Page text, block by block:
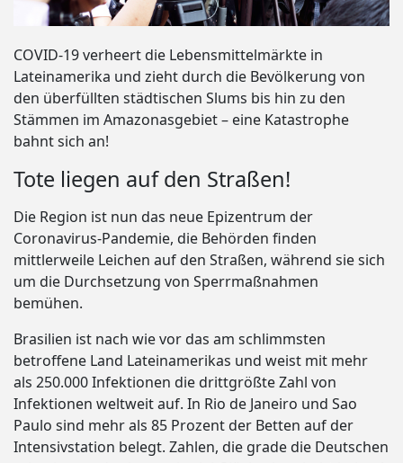
COVID-19 verheert die Lebensmittelmärkte in
Lateinamerika und zieht durch die Bevölkerung von
den überfüllten städtischen Slums bis hin zu den
Stämmen im Amazonasgebiet – eine Katastrophe
bahnt sich an!
Tote liegen auf den Straßen!
Die Region ist nun das neue Epizentrum der
Coronavirus-Pandemie, die Behörden finden
mittlerweile Leichen auf den Straßen, während sie sich
um die Durchsetzung von Sperrmaßnahmen
bemühen.
Brasilien ist nach wie vor das am schlimmsten
betroffene Land Lateinamerikas und weist mit mehr
als 250.000 Infektionen die drittgrößte Zahl von
Infektionen weltweit auf. In Rio de Janeiro und Sao
Paulo sind mehr als 85 Prozent der Betten auf der
Intensivstation belegt. Zahlen, die grade die Deutschen